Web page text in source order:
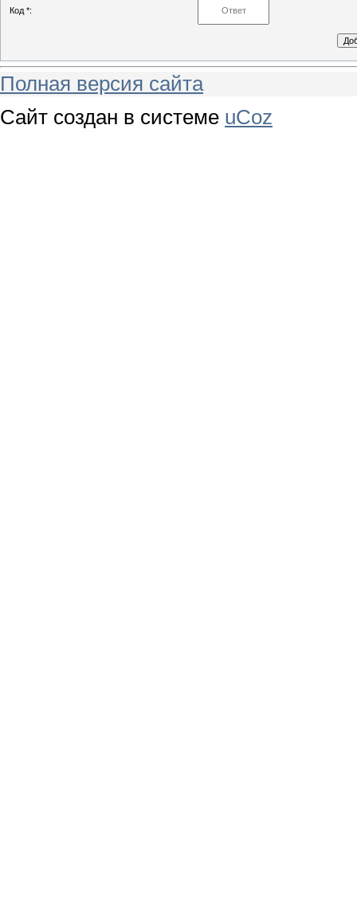
Код *:
Полная версия сайта
Сайт создан в системе uCoz